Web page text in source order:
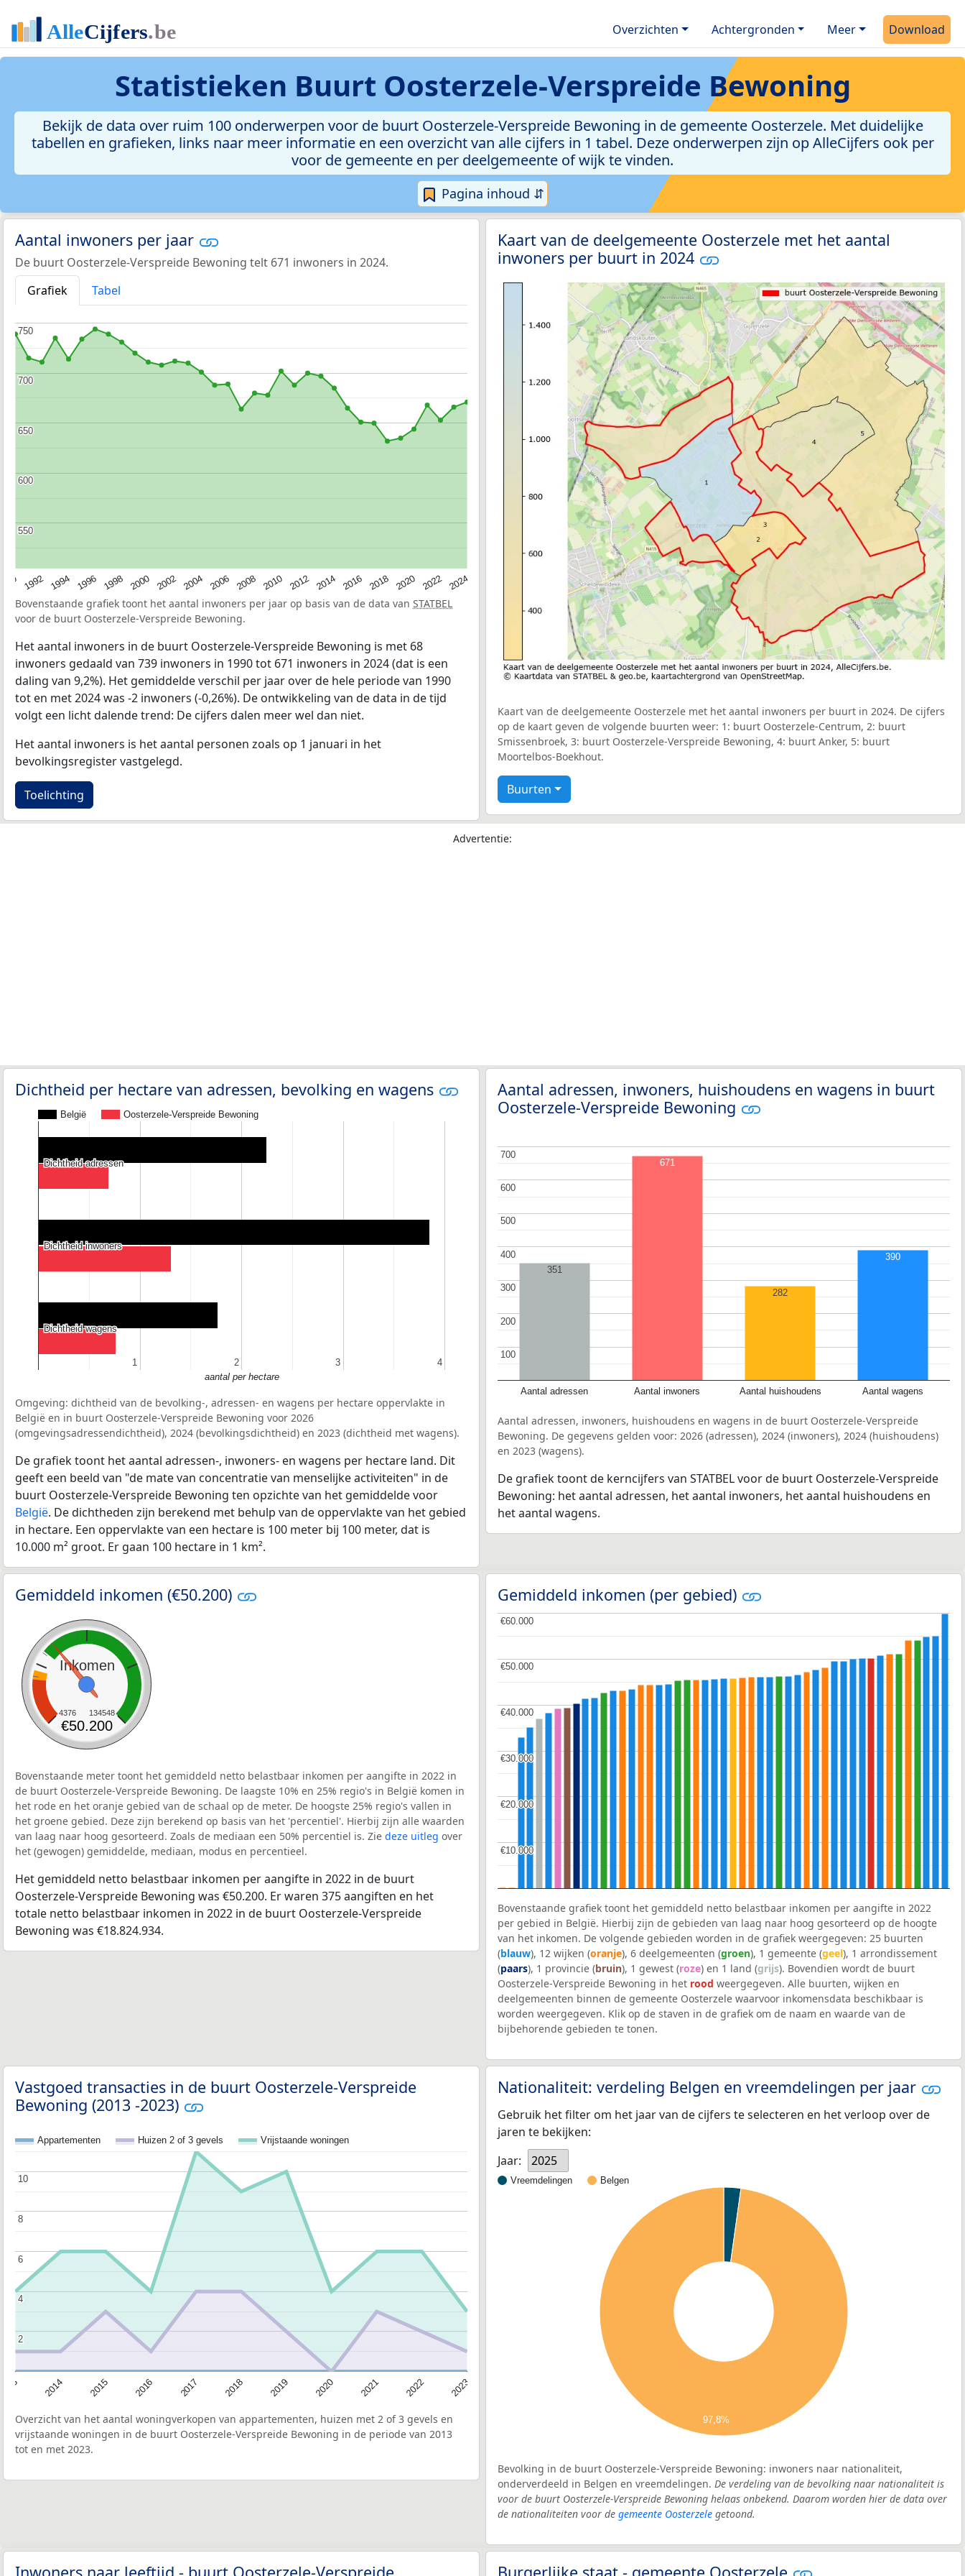
Overzichten Achtergronden Meer Download
Statistieken Buurt Oosterzele-Verspreide Bewoning
Bekijk de data over ruim 100 onderwerpen voor de buurt Oosterzele-Verspreide Bewoning in de gemeente Oosterzele. Met duidelijke
tabellen en grafieken, links naar meer informatie en een overzicht van alle cijfers in 1 tabel. Deze onderwerpen zijn op AlleCijfers ook per
voor de gemeente en per deelgemeente of wijk te vinden.
Pagina inhoud ⇵
Aantal inwoners per jaar
De buurt Oosterzele-Verspreide Bewoning telt 671 inwoners in 2024.
Grafiek
Tabel
1992 1994 1996 1998 2000 2002 2004 2006 2008 2010 2012 2014 2016 2018 2020 2022 2024
550
550
600
600
650
650
700
700
750
750
Bovenstaande grafiek toont het aantal inwoners per jaar op basis van de data van STATBEL
voor de buurt Oosterzele-Verspreide Bewoning.
Het aantal inwoners in de buurt Oosterzele-Verspreide Bewoning is met 68
inwoners gedaald van 739 inwoners in 1990 tot 671 inwoners in 2024 (dat is een
daling van 9,2%). Het gemiddelde verschil per jaar over de hele periode van 1990
tot en met 2024 was -2 inwoners (-0,26%). De ontwikkeling van de data in de tijd
volgt een licht dalende trend: De cijfers dalen meer wel dan niet.
Het aantal inwoners is het aantal personen zoals op 1 januari in het
bevolkingsregister vastgelegd.
Toelichting
Kaart van de deelgemeente Oosterzele met het aantal
inwoners per buurt in 2024
Kaart van de deelgemeente Oosterzele met het aantal inwoners per buurt in 2024. De cijfers
op de kaart geven de volgende buurten weer: 1: buurt Oosterzele-Centrum, 2: buurt
Smissenbroek, 3: buurt Oosterzele-Verspreide Bewoning, 4: buurt Anker, 5: buurt
Moortelbos-Boekhout.
Buurten
Advertentie:
Dichtheid per hectare van adressen, bevolking en wagens
België Oosterzele-Verspreide Bewoning
11 2
2 3
3 4
4
Dichtheid adressen
Dichtheid adressen
Dichtheid inwoners
Dichtheid inwoners
Dichtheid wagens
Dichtheid wagens
aantal per hectare
Omgeving: dichtheid van de bevolking-, adressen- en wagens per hectare oppervlakte in
België en in buurt Oosterzele-Verspreide Bewoning voor 2026
(omgevingsadressendichtheid), 2024 (bevolkingsdichtheid) en 2023 (dichtheid met wagens).
De grafiek toont het aantal adressen-, inwoners- en wagens per hectare land. Dit
geeft een beeld van "de mate van concentratie van menselijke activiteiten" in de
buurt Oosterzele-Verspreide Bewoning ten opzichte van het gemiddelde voor
België. De dichtheden zijn berekend met behulp van de oppervlakte van het gebied
in hectare. Een oppervlakte van een hectare is 100 meter bij 100 meter, dat is
10.000 m² groot. Er gaan 100 hectare in 1 km².
Aantal adressen, inwoners, huishoudens en wagens in buurt
Oosterzele-Verspreide Bewoning
Aantal adressen Aantal inwoners Aantal huishoudens Aantal wagens
100
100
200
200
300
300
400
400
500
500
600
600
700
700
351
671
282
390
Aantal adressen, inwoners, huishoudens en wagens in de buurt Oosterzele-Verspreide
Bewoning. De gegevens gelden voor: 2026 (adressen), 2024 (inwoners), 2024 (huishoudens)
en 2023 (wagens).
De grafiek toont de kerncijfers van STATBEL voor de buurt Oosterzele-Verspreide
Bewoning: het aantal adressen, het aantal inwoners, het aantal huishoudens en
het aantal wagens.
Gemiddeld inkomen (€50.200)
Inkomen
4376 134548
€50.200
Bovenstaande meter toont het gemiddeld netto belastbaar inkomen per aangifte in 2022 in
de buurt Oosterzele-Verspreide Bewoning. De laagste 10% en 25% regio's in België komen in
het rode en het oranje gebied van de schaal op de meter. De hoogste 25% regio's vallen in
het groene gebied. Deze zijn berekend op basis van het 'percentiel'. Hierbij zijn alle waarden
van laag naar hoog gesorteerd. Zoals de mediaan een 50% percentiel is. Zie deze uitleg over
het (gewogen) gemiddelde, mediaan, modus en percentieel.
Het gemiddeld netto belastbaar inkomen per aangifte in 2022 in de buurt
Oosterzele-Verspreide Bewoning was €50.200. Er waren 375 aangiften en het
totale netto belastbaar inkomen in 2022 in de buurt Oosterzele-Verspreide
Bewoning was €18.824.934.
Gemiddeld inkomen (per gebied)
€10.000
€10.000
€20.000
€20.000
€30.000
€30.000
€40.000
€40.000
€50.000
€50.000
€60.000
€60.000
Bovenstaande grafiek toont het gemiddeld netto belastbaar inkomen per aangifte in 2022
per gebied in België. Hierbij zijn de gebieden van laag naar hoog gesorteerd op de hoogte
van het inkomen. De volgende gebieden worden in de grafiek weergegeven: 25 buurten
(blauw), 12 wijken (oranje), 6 deelgemeenten (groen), 1 gemeente (geel), 1 arrondissement
(paars), 1 provincie (bruin), 1 gewest (roze) en 1 land (grijs). Bovendien wordt de buurt
Oosterzele-Verspreide Bewoning in het rood weergegeven. Alle buurten, wijken en
deelgemeenten binnen de gemeente Oosterzele waarvoor inkomensdata beschikbaar is
worden weergegeven. Klik op de staven in de grafiek om de naam en waarde van de
bijbehorende gebieden te tonen.
Vastgoed transacties in de buurt Oosterzele-Verspreide
Bewoning (2013 -2023)
Appartementen Huizen 2 of 3 gevels Vrijstaande woningen
2014 2015 2016 2017 2018 2019 2020 2021 2022 2023
2
2
4
4
6
6
8
8
10
10
Overzicht van het aantal woningverkopen van appartementen, huizen met 2 of 3 gevels en
vrijstaande woningen in de buurt Oosterzele-Verspreide Bewoning in de periode van 2013
tot en met 2023.
Nationaliteit: verdeling Belgen en vreemdelingen per jaar
Gebruik het filter om het jaar van de cijfers te selecteren en het verloop over de
jaren te bekijken:
Jaar:
2025
Vreemdelingen Belgen
97,8%
Bevolking in de buurt Oosterzele-Verspreide Bewoning: inwoners naar nationaliteit,
onderverdeeld in Belgen en vreemdelingen. De verdeling van de bevolking naar nationaliteit is
voor de buurt Oosterzele-Verspreide Bewoning helaas onbekend. Daarom worden hier de data over
de nationaliteiten voor de gemeente Oosterzele getoond.
Inwoners naar leeftijd - buurt Oosterzele-Verspreide Burgerlijke staat - gemeente Oosterzele